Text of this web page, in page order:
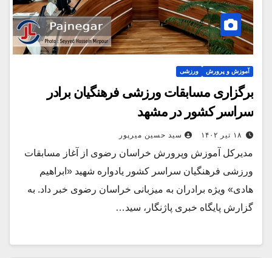
آموزش و پرورش ورزشی
برگزاری مسابقات ورزشی فرهنگیان برادر
سراسر کشور در مشهد
۱۸ تیر ۱۴۰۲ سید حسین میرپور
مدیرکل آموزش وپرورش خراسان رضوی از آغاز مسابقات
ورزشی فرهنگیان سراسر کشور یادواره شهید «ابراهیم
هادی» ویژه برادران به میزبانی خراسان رضوی خبر داد. به
گزارش پایگاه خبری پاژنگار، سید…